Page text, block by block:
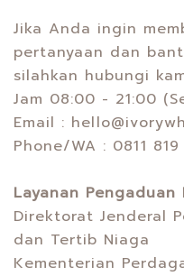
Jika Anda ingin
pertanyaan dan
silahkan hubungi
Jam 08:00 - 21:00
Email :
Phone/WA : 0811
Layanan Pengaduan
Direktorat Jenderal
dan Tertib Niaga
Kementerian